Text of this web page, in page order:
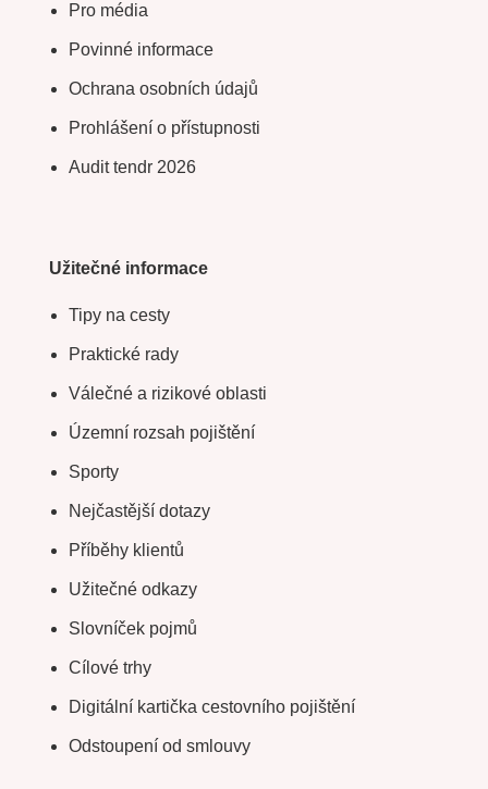
Pro média
Povinné informace
Ochrana osobních údajů
Prohlášení o přístupnosti
Audit tendr 2026
Užitečné informace
Tipy na cesty
Praktické rady
Válečné a rizikové oblasti
Územní rozsah pojištění
Sporty
Nejčastější dotazy
Příběhy klientů
Užitečné odkazy
Slovníček pojmů
Cílové trhy
Digitální kartička cestovního pojištění
Odstoupení od smlouvy